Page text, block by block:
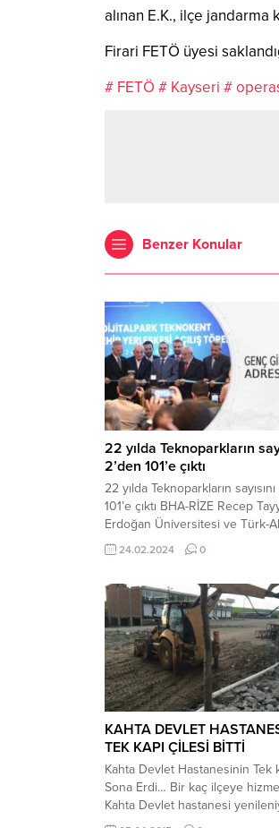
alınan E.K., ilçe
Firari FETÖ üyesi
# FETÖ # Kayseri #
Benzer Konular
22 yılda Teknoparkların
2’den 101’e çıktı
22 yılda Teknoparkların sayısını
101’e çıktı BHA-RİZE Recep
Erdoğan Üniversitesi ve Türk-
Üniversitesi Teknoloji Geliştirme
(Dijitalpark Teknokent) Ataşehir
Kacır, bu açılışla İstanbul’un
finans teknolojileri sahnesinde
bir merkez olma yolculuğunda
dönüm noktasına imza
TEKNOLOJİ VE İNOVASYON
24.02.2024 0
KAHTA DEVLET
TEK KAPI ÇİLESİ BİTTİ
Kahta Devlet Hastanesinin Tek
Sona Erdi… Bir kaç ilçeye
Kahta Devlet hastanesi
Kahta Devlet Hastanesi açıldığı